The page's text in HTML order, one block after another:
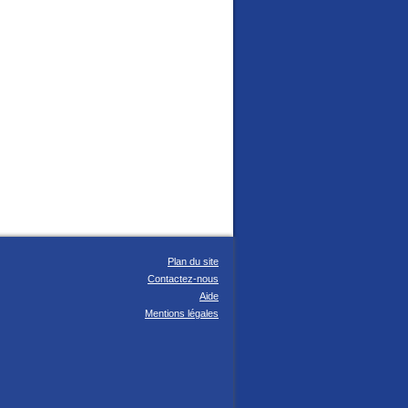
Plan du site
Contactez-nous
Aide
Mentions légales